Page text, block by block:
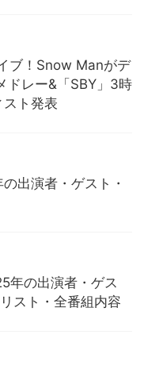
ブ！Snow Manがデ
ドレー&「SBY」3時
スト発表
出演者・ゲスト・
年の出演者・ゲス
スト・全番組内容